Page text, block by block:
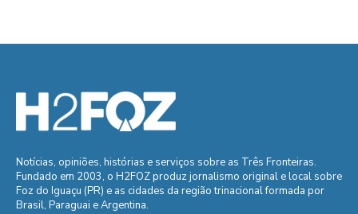
Notícias, opiniões, histórias e serviços sobre as Três Fronteiras.
Fundado em 2003, o H2FOZ produz jornalismo original e local sobre
Foz do Iguaçu (PR) e as cidades da região trinacional formada por
Brasil, Paraguai e Argentina.